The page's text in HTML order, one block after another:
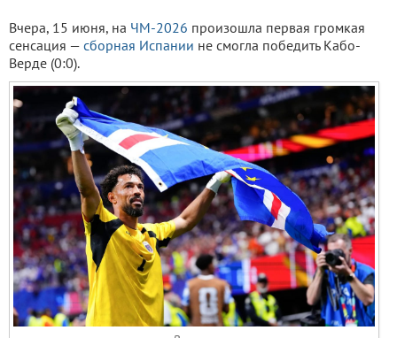
Вчера, 15 июня, на ЧМ-2026 произошла первая громкая
сенсация — сборная Испании не смогла победить Кабо-
Верде (0:0).